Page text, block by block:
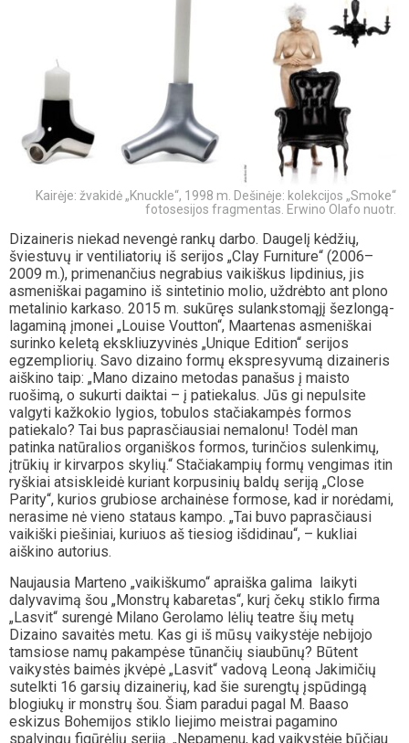
Kairėje: žvakidė „Knuckle“, 1998 m. Dešinėje: kolekcijos „Smoke“
fotosesijos fragmentas. Erwino Olafo nuotr.
Dizaineris niekad nevengė rankų darbo. Daugelį kėdžių,
šviestuvų ir ventiliatorių iš serijos „Clay Furniture“ (2006–
2009 m.), primenančius negrabius vaikiškus lipdinius, jis
asmeniškai pagamino iš sintetinio molio, uždrėbto ant plono
metalinio karkaso. 2015 m. sukūręs sulankstomąjį šezlongą-
lagaminą įmonei „Louise Voutton“, Maartenas asmeniškai
surinko keletą ekskliuzyvinės „Unique Edition“ serijos
egzempliorių. Savo dizaino formų ekspresyvumą dizaineris
aiškino taip: „Mano dizaino metodas panašus į maisto
ruošimą, o sukurti daiktai – į patiekalus. Jūs gi nepulsite
valgyti kažkokio lygios, tobulos stačiakampės formos
patiekalo? Tai bus paprasčiausiai nemalonu! Todėl man
patinka natūralios organiškos formos, turinčios sulenkimų,
įtrūkių ir kirvarpos skylių.“ Stačiakampių formų vengimas itin
ryškiai atsiskleidė kuriant korpusinių baldų seriją „Close
Parity“, kurios grubiose archainėse formose, kad ir norėdami,
nerasime nė vieno stataus kampo. „Tai buvo paprasčiausi
vaikiški piešiniai, kuriuos aš tiesiog išdidinau“, – kukliai
aiškino autorius.
Naujausia Marteno „vaikiškumo“ apraiška galima laikyti
dalyvavimą šou „Monstrų kabaretas“, kurį čekų stiklo firma
„Lasvit“ surengė Milano Gerolamo lėlių teatre šių metų
Dizaino savaitės metu. Kas gi iš mūsų vaikystėje nebijojo
tamsiose namų pakampėse tūnančių siaubūnų? Būtent
vaikystės baimės įkvėpė „Lasvit“ vadovą Leoną Jakimičių
sutelkti 16 garsių dizainerių, kad šie surengtų įspūdingą
blogiukų ir monstrų šou. Šiam paradui pagal M. Baaso
eskizus Bohemijos stiklo liejimo meistrai pagamino
spalvingų figūrėlių seriją. „Nepamenu, kad vaikystėje būčiau